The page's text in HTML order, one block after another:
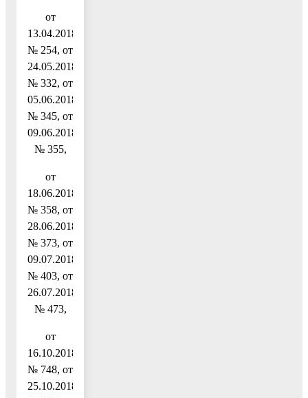
от
13.04.2018
№ 254, от
24.05.2018
№ 332, от
05.06.2018
№ 345, от
09.06.2018
№ 355,
от
18.06.2018
№ 358, от
28.06.2018
№ 373, от
09.07.2018
№ 403, от
26.07.2018
№ 473,
от
16.10.2018
№ 748, от
25.10.2018